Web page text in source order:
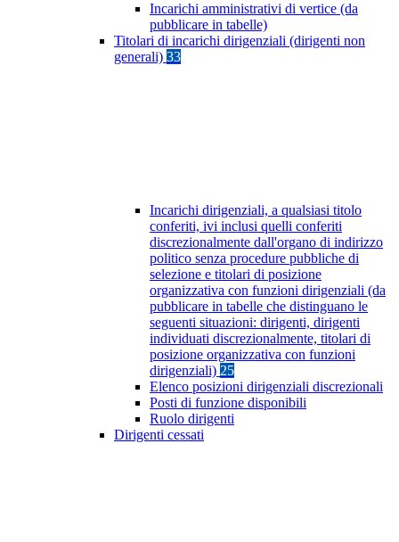
Incarichi amministrativi di vertice (da
pubblicare in tabelle)
Titolari di incarichi dirigenziali (dirigenti non
generali) 33
Incarichi dirigenziali, a qualsiasi titolo
conferiti, ivi inclusi quelli conferiti
discrezionalmente dall'organo di indirizzo
politico senza procedure pubbliche di
selezione e titolari di posizione
organizzativa con funzioni dirigenziali (da
pubblicare in tabelle che distinguano le
seguenti situazioni: dirigenti, dirigenti
individuati discrezionalmente, titolari di
posizione organizzativa con funzioni
dirigenziali) 25
Elenco posizioni dirigenziali discrezionali
Posti di funzione disponibili
Ruolo dirigenti
Dirigenti cessati